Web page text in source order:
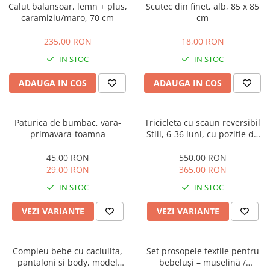
Calut balansoar, lemn + plus,
caramiziu/maro, 70 cm
235,00 RON
IN STOC
ADAUGA IN COS
Scutec din finet, alb, 85 x 85
cm
18,00 RON
IN STOC
ADAUGA IN COS
Paturica de bumbac, vara-
primavara-toamna
45,00 RON
29,00 RON
IN STOC
VEZI VARIANTE
Tricicleta cu scaun reversibil
Still, 6-36 luni, cu pozitie de
muzica, Jazz
550,00 RON
365,00 RON
IN STOC
VEZI VARIANTE
Compleu bebe cu caciulita,
pantaloni si body, model
Set prosopele textile pentru
bebeluși – muselină /